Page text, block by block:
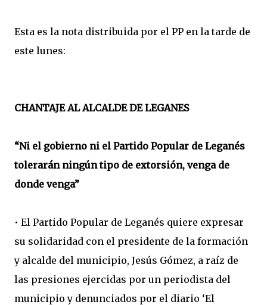
Esta es la nota distribuida por el PP en la tarde de
este lunes:
CHANTAJE AL ALCALDE DE LEGANES
“Ni el gobierno ni el Partido Popular de Leganés
tolerarán ningún tipo de extorsión, venga de
donde venga”
• El Partido Popular de Leganés quiere expresar
su solidaridad con el presidente de la formación
y alcalde del municipio, Jesús Gómez, a raíz de
las presiones ejercidas por un periodista del
municipio y denunciados por el diario ‘El